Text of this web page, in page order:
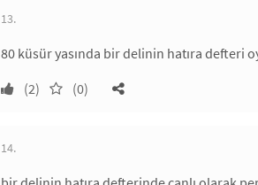
13.
80 küsür yasında bir delinin hatıra defteri
(2)
(0)
14.